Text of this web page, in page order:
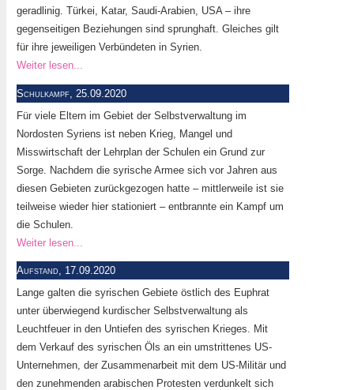
geradlinig. Türkei, Katar, Saudi-Arabien, USA – ihre
gegenseitigen Beziehungen sind sprunghaft. Gleiches gilt
für ihre jeweiligen Verbündeten in Syrien.
Weiter lesen...
Schulkampf, 25.09.2020
Für viele Eltern im Gebiet der Selbstverwaltung im
Nordosten Syriens ist neben Krieg, Mangel und
Misswirtschaft der Lehrplan der Schulen ein Grund zur
Sorge. Nachdem die syrische Armee sich vor Jahren aus
diesen Gebieten zurückgezogen hatte – mittlerweile ist sie
teilweise wieder hier stationiert – entbrannte ein Kampf um
die Schulen.
Weiter lesen...
Aufstand, 17.09.2020
Lange galten die syrischen Gebiete östlich des Euphrat
unter überwiegend kurdischer Selbstverwaltung als
Leuchtfeuer in den Untiefen des syrischen Krieges. Mit
dem Verkauf des syrischen Öls an ein umstrittenes US-
Unternehmen, der Zusammenarbeit mit dem US-Militär und
den zunehmenden arabischen Protesten verdunkelt sich